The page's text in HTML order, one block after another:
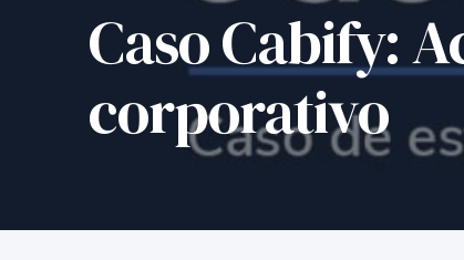
Caso Cabify:
corporativo